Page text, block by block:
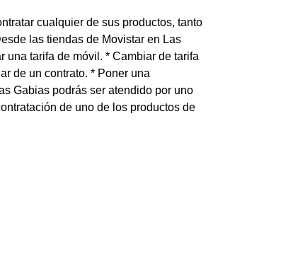
cualquier de sus productos, tanto
las tiendas de Movistar en Las
una tarifa de móvil. * Cambiar de tarifa
de un contrato. * Poner una
Gabias podrás ser atendido por uno
de uno de los productos de